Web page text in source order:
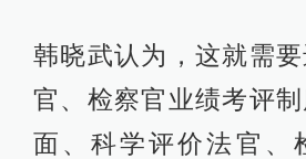
韩晓武认为，这就需
官、检察官业绩考评
面、科学评价法官、